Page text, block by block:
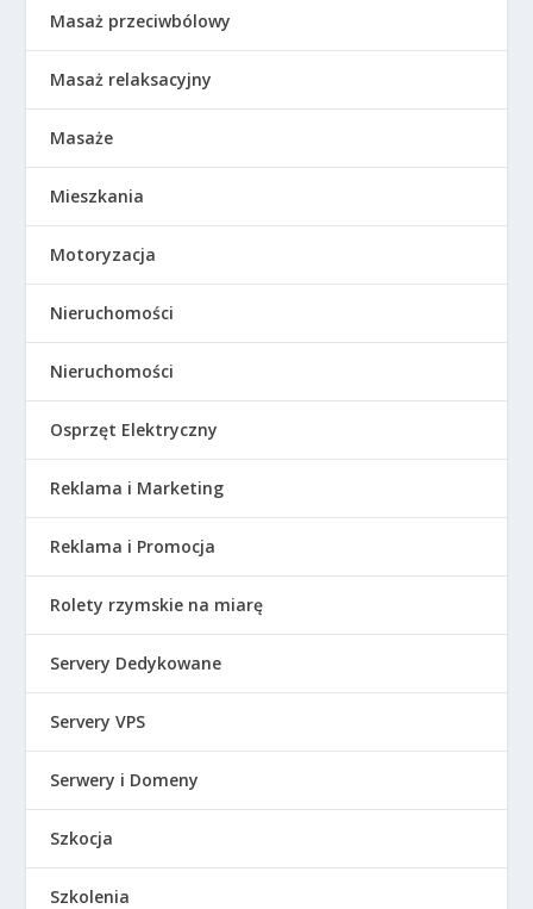
Masaż przeciwbólowy
Masaż relaksacyjny
Masaże
Mieszkania
Motoryzacja
Nieruchomości
Nieruchomości
Osprzęt Elektryczny
Reklama i Marketing
Reklama i Promocja
Rolety rzymskie na miarę
Servery Dedykowane
Servery VPS
Serwery i Domeny
Szkocja
Szkolenia